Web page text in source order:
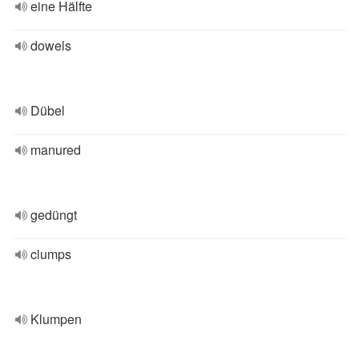
eine Hälfte
dowels
Dübel
manured
gedüngt
clumps
Klumpen